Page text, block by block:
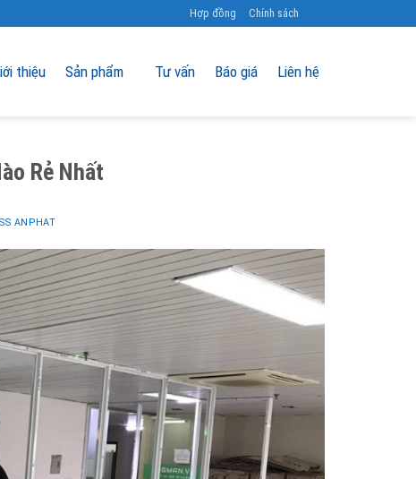
Hợp đồng Chính sách
thiệu Sản phẩm Tư vấn Báo giá Liên hệ
Rẻ Nhất
ANPHAT